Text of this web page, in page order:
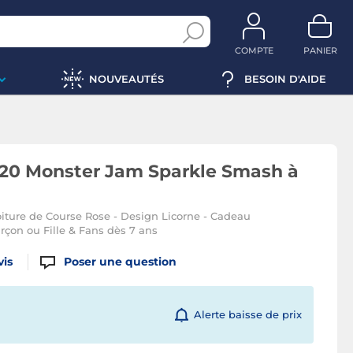
COMPTE PANIER
NOUVEAUTÉS BESOIN D'AIDE
Monster Jam Sparkle Smash à
de Course Rose - Design Licorne - Cadeau
ou Fille & Fans dès 7 ans
Poser une question
Alerte baisse de prix